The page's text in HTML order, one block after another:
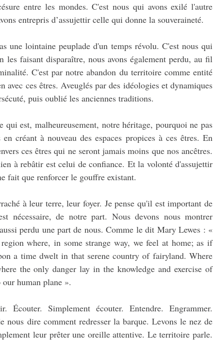
entre les mondes. C'est nous qui avons exilé l'autre
entrepris d’assujettir celle qui donne la souveraineté.
une lointaine peuplade d'un temps révolu. C'est nous qui
les faisant disparaître, nous avons également perdu, au fil
C'est par notre abandon du territoire comme entité
avec ces êtres. Aveuglés par des idéologies et dynamiques
puis oublié les anciennes traditions.
qui est, malheureusement, notre héritage, pourquoi ne pas
créant à nouveau des espaces propices à ces êtres. En
ces êtres qui ne seront jamais moins que nos ancêtres.
à rebâtir est celui de confiance. Et la volonté d'assujettir
fait que renforcer le gouffre existant.
à leur terre, leur foyer. Je pense qu'il est important de
nécessaire, de notre part. Nous devons nous montrer
perdu une part de nous. Comme le dit Mary Lewes : «
where, in some strange way, we feel at home; as if
a time dwelt in that serene country of fairyland. Where
the only danger lay in the knowledge and exercise of
human plane ».
Écouter. Simplement écouter. Entendre. Engrammer.
nous dire comment redresser la barque. Levons le nez de
leur prêter une oreille attentive. Le territoire parle.